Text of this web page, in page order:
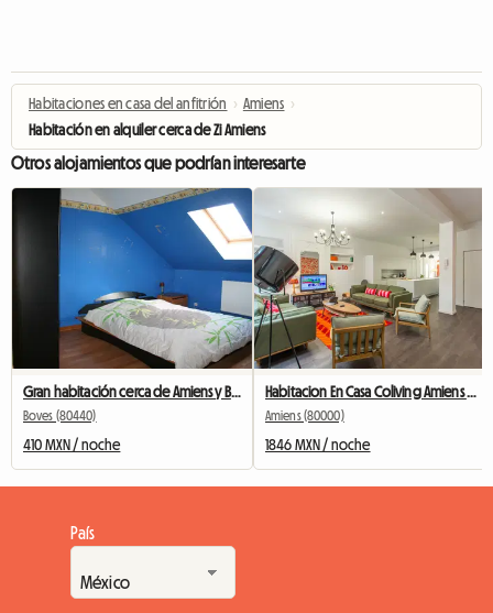
Habitaciones en casa del anfitrión › Amiens ›
Habitación en alquiler cerca de Zi Amiens
Otros alojamientos que podrían interesarte
Gran habitación cerca de Amiens y Boves Amazon.
Boves (80440)
410 MXN / noche
Amiens (80000)
1846 MXN / noche
País